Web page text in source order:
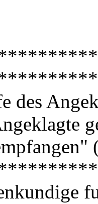
des